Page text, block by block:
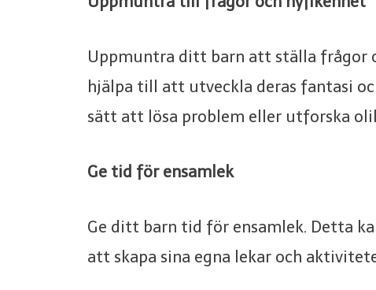
Uppmuntra ditt barn att ställa frågor
hjälpa till att utveckla deras fantasi
sätt att lösa problem eller utforska
Ge tid för ensamlek
Ge ditt barn tid för ensamlek. Detta
att skapa sina egna lekar och